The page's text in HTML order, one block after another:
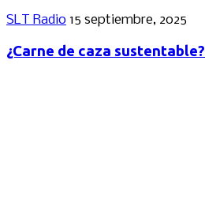
SLT Radio 15 septiembre, 2025
¿Carne de caza sustentable?